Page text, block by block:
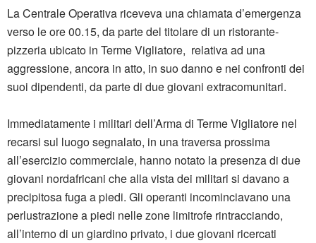
La Centrale Operativa riceveva una chiamata d’emergenza
verso le ore 00.15, da parte del titolare di un ristorante-
pizzeria ubicato in Terme Vigliatore, relativa ad una
aggressione, ancora in atto, in suo danno e nei confronti dei
suoi dipendenti, da parte di due giovani extracomunitari.
Immediatamente i militari dell’Arma di Terme Vigliatore nel
recarsi sul luogo segnalato, in una traversa prossima
all’esercizio commerciale, hanno notato la presenza di due
giovani nordafricani che alla vista dei militari si davano a
precipitosa fuga a piedi. Gli operanti incominciavano una
perlustrazione a piedi nelle zone limitrofe rintracciando,
all’interno di un giardino privato, i due giovani ricercati